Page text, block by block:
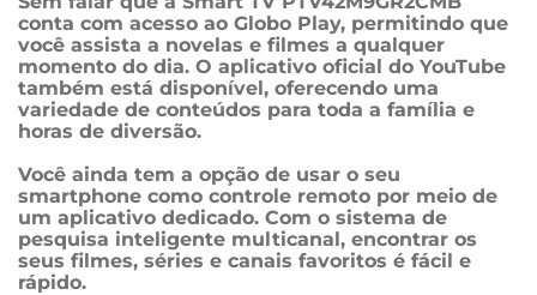
conta com acesso ao Globo Play, permitindo que
você assista a novelas e filmes a qualquer
momento do dia. O aplicativo oficial do YouTube
também está disponível, oferecendo uma
variedade de conteúdos para toda a família e
horas de diversão.
Você ainda tem a opção de usar o seu
smartphone como controle remoto por meio de
um aplicativo dedicado. Com o sistema de
pesquisa inteligente multicanal, encontrar os
seus filmes, séries e canais favoritos é fácil e
rápido.